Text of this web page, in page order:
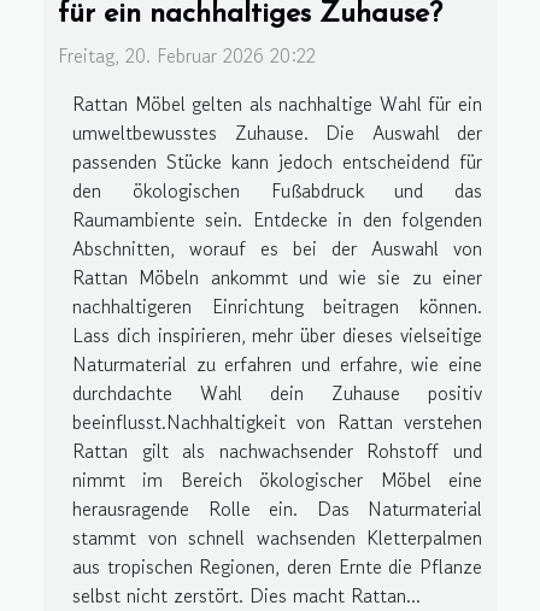
für ein nachhaltiges Zuhause?
Freitag, 20. Februar 2026 20:22
Rattan Möbel gelten als nachhaltige Wahl für ein
umweltbewusstes Zuhause. Die Auswahl der
passenden Stücke kann jedoch entscheidend für
den ökologischen Fußabdruck und das
Raumambiente sein. Entdecke in den folgenden
Abschnitten, worauf es bei der Auswahl von
Rattan Möbeln ankommt und wie sie zu einer
nachhaltigeren Einrichtung beitragen können.
Lass dich inspirieren, mehr über dieses vielseitige
Naturmaterial zu erfahren und erfahre, wie eine
durchdachte Wahl dein Zuhause positiv
beeinflusst.Nachhaltigkeit von Rattan verstehen
Rattan gilt als nachwachsender Rohstoff und
nimmt im Bereich ökologischer Möbel eine
herausragende Rolle ein. Das Naturmaterial
stammt von schnell wachsenden Kletterpalmen
aus tropischen Regionen, deren Ernte die Pflanze
selbst nicht zerstört. Dies macht Rattan...